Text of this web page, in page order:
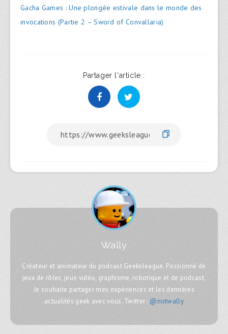
Navigation
de
Gacha Games : Une plongée estivale dans le monde des
invocations (Partie 2 – Sword of Convallaria)
Partager l'article :
Wally
Créateur et animateur du podcast Geeksleague. Passionné de
jeux de rôles, jeux vidéo, graphisme, robotique et de podcast,
Je souhaite partager mes expériences et les dernières
actualités geek avec vous. Twitter : @notwally